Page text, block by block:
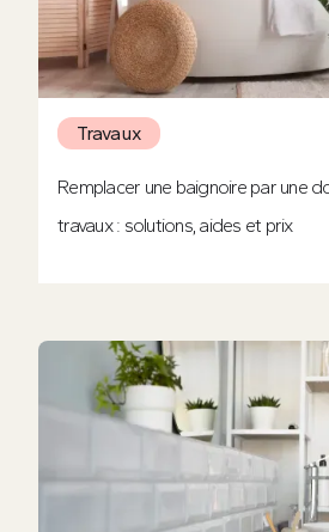
Travaux
Remplacer une baignoire par une
travaux : solutions, aides et prix